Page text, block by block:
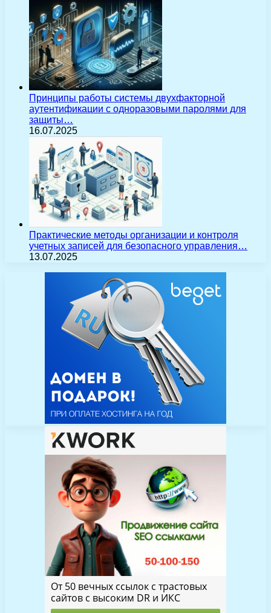
Принципы работы системы двухфакторной
аутентификации с одноразовыми паролями для
защиты…
16.07.2025
Практические методы организации и контроля
учетных записей для безопасного управления…
13.07.2025